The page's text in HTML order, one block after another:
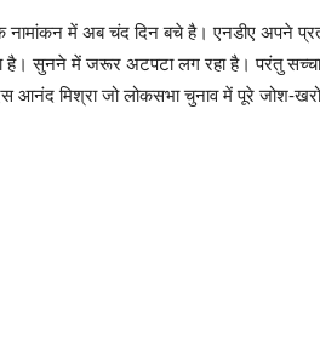
नामांकन में अब चंद दिन बचे है। एनडीए अपने
है। सुनने में जरूर अटपटा लग रहा है। परंतु
आनंद मिश्रा जो लोकसभा चुनाव में पूरे जोश-